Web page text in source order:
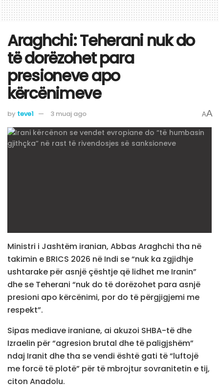
Araghchi: Teherani nuk do
të dorëzohet para
presioneve apo
kërcënimeve
by teve1 3 muaj ago AA
Ministri i Jashtëm iranian, Abbas Araghchi tha në
takimin e BRICS 2026 në Indi se “nuk ka zgjidhje
ushtarake për asnjë çështje që lidhet me Iranin”
dhe se Teherani “nuk do të dorëzohet para asnjë
presioni apo kërcënimi, por do të përgjigjemi me
respekt”.
Sipas mediave iraniane, ai akuzoi SHBA-të dhe
Izraelin për “agresion brutal dhe të paligjshëm”
ndaj Iranit dhe tha se vendi është gati të “luftojë
me forcë të plotë” për të mbrojtur sovranitetin e tij,
citon Anadolu.